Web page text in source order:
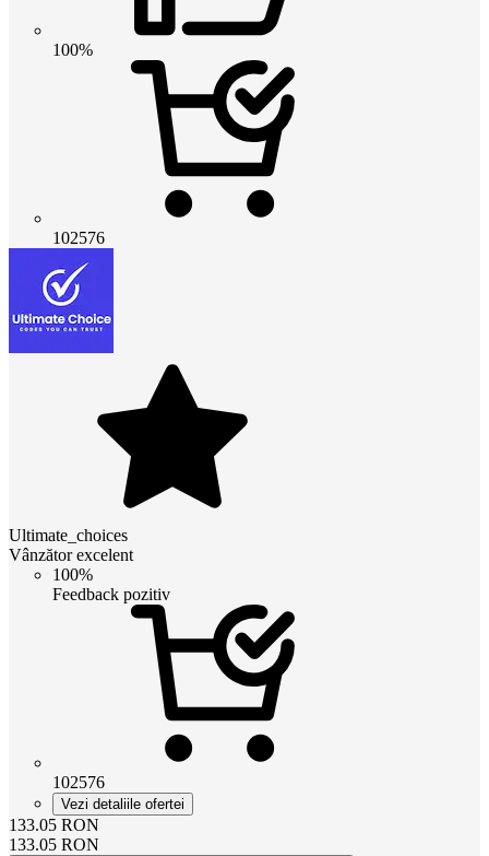
100%
102576
Ultimate_choices
Vânzător excelent
100%
Feedback pozitiv
102576
Vezi detaliile ofertei
133.05 RON
133.05 RON